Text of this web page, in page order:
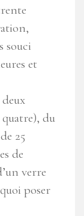
souci
et
du
25
de
verre
poser